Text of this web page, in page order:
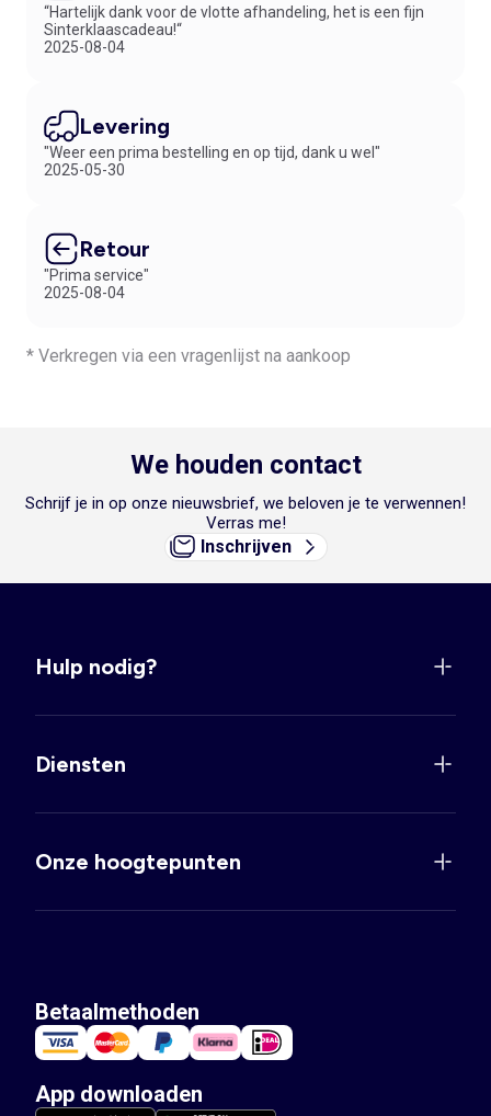
“Hartelijk dank voor de vlotte afhandeling, het is een fijn
Sinterklaascadeau!“
2025-08-04
Levering
"Weer een prima bestelling en op tijd, dank u wel"
2025-05-30
Retour
"Prima service"
2025-08-04
* Verkregen via een vragenlijst na aankoop
We houden contact
Schrijf je in op onze nieuwsbrief, we beloven je te verwennen!
Verras me!
Inschrijven
Hulp nodig?
Diensten
Onze hoogtepunten
Betaalmethoden
App downloaden